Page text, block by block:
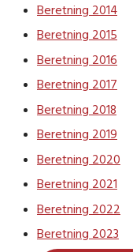
Beretning 2014
Beretning 2015
Beretning 2016
Beretning 2017
Beretning 2018
Beretning 2019
Beretning 2020
Beretning 2021
Beretning 2022
Beretning 2023